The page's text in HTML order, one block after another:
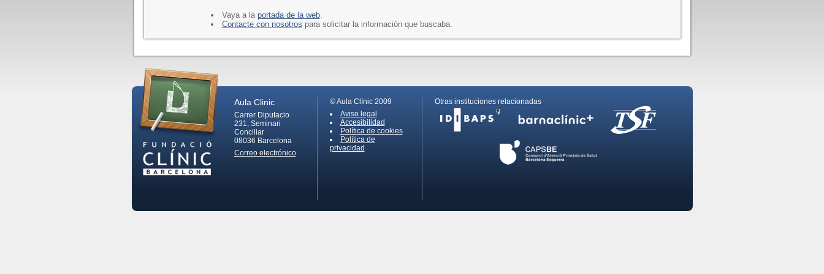
Vaya a la portada de la web.
Contacte con nosotros para solicitar la información que buscaba.
Aula Clinic
Carrer Diputacio
231, Seminari
Conciliar
08036 Barcelona
Correo electrónico
© Aula Clínic 2009
Aviso legal
Accesibilidad
Política de cookies
Política de
privacidad
Otras instituciones relacionadas